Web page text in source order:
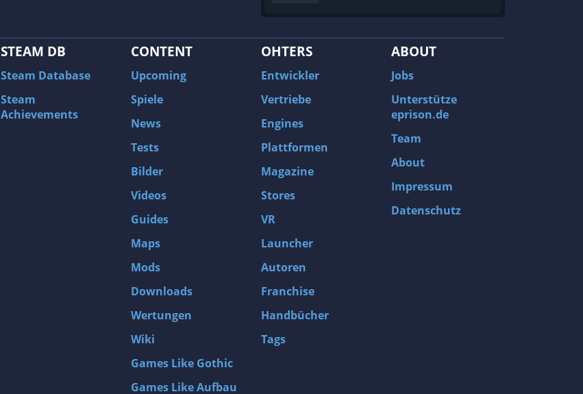
STEAM DB
Steam Database
Steam
Achievements
CONTENT
Upcoming
Spiele
News
Tests
Bilder
Videos
Guides
Maps
Mods
Downloads
Wertungen
Wiki
Games Like Gothic
Games Like Aufbau
OHTERS
Entwickler
Vertriebe
Engines
Plattformen
Magazine
Stores
VR
Launcher
Autoren
Franchise
Handbücher
Tags
ABOUT
Jobs
Unterstütze
eprison.de
Team
About
Impressum
Datenschutz